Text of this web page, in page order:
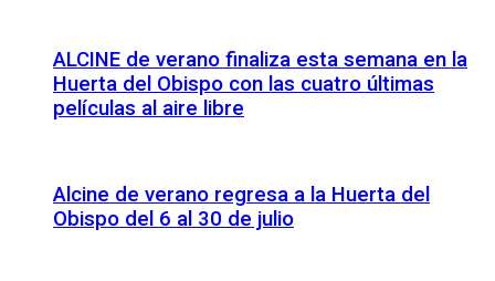
ALCINE de verano finaliza esta semana en la
Huerta del Obispo con las cuatro últimas
películas al aire libre
Alcine de verano regresa a la Huerta del
Obispo del 6 al 30 de julio